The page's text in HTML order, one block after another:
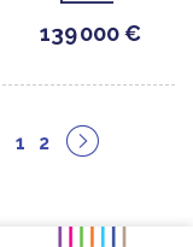
139 000 €
1 2